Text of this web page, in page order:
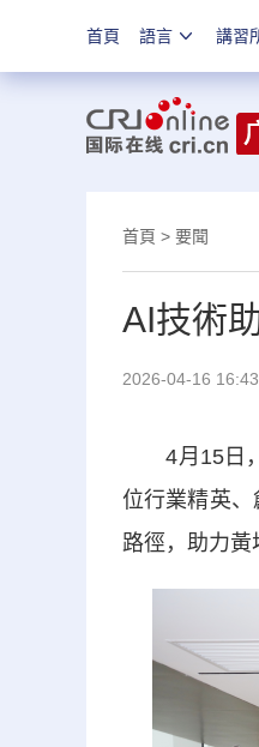
首頁 語言 講習
首頁 > 要聞
AI技術
2026-04-16
4月15日，
位行業精英
路徑，助力黃